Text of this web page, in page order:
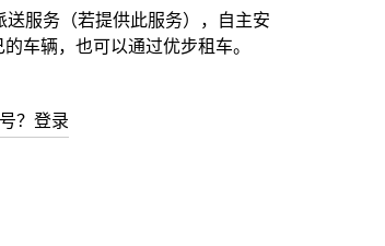
服务（若提供此服务），自主安
车辆，也可以通过优步租车。
？登录